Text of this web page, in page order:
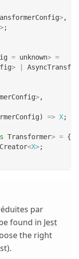
>,
>;
= unknown> =
>
>,
) => X;
Transformer> = {
<X>;
par
found in Jest
the right